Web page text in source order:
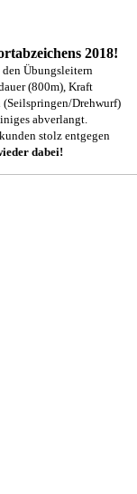
2018!
den Übungsleitern
(800m), Kraft
Drehwurf)
abverlangt.
stolz entgegen
dabei!